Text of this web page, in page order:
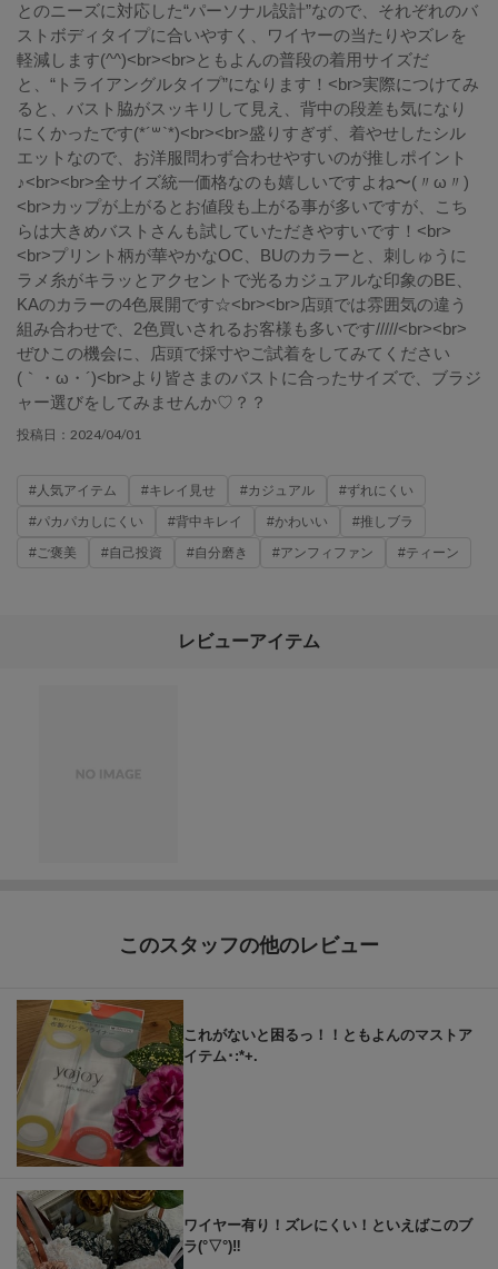
とのニーズに対応した“パーソナル設計”なので、それぞれのバ
ストボディタイプに合いやすく、ワイヤーの当たりやズレを
軽減します(^^)<br><br>ともよんの普段の着用サイズだ
と、“トライアングルタイプ”になります！<br>実際につけてみ
ると、バスト脇がスッキリして見え、背中の段差も気になり
にくかったです(*´꒳`*)<br><br>盛りすぎず、着やせしたシル
エットなので、お洋服問わず合わせやすいのが推しポイント
♪<br><br>全サイズ統一価格なのも嬉しいですよね〜(〃ω〃)
<br>カップが上がるとお値段も上がる事が多いですが、こち
らは大きめバストさんも試していただきやすいです！<br>
<br>プリント柄が華やかなOC、BUのカラーと、刺しゅうに
ラメ糸がキラッとアクセントで光るカジュアルな印象のBE、
KAのカラーの4色展開です☆<br><br>店頭では雰囲気の違う
組み合わせで、2色買いされるお客様も多いです/////<br><br>
ぜひこの機会に、店頭で採寸やご試着をしてみてください
(｀・ω・´)<br>より皆さまのバストに合ったサイズで、ブラジ
ャー選びをしてみませんか♡？？
投稿日： 2024/04/01
#人気アイテム #キレイ見せ #カジュアル
#ずれにくい
#パカパカしにくい
#背中キレイ #かわいい
#推しブラ
#ご褒美
#自己投資 #自分磨き #アンフィファン #ティーン
レビューアイテム
このスタッフの他のレビュー
これがないと困るっ！！ともよんのマストア
イテム･:*+.
ワイヤー有り！ズレにくい！といえばこのブ
ラ(°▽°)‼︎